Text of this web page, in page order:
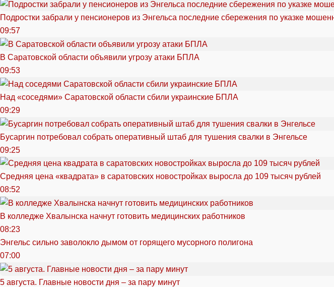
Подростки забрали у пенсионеров из Энгельса последние сбережения по указке
09:57
В Саратовской области объявили угрозу атаки БПЛА
09:53
Над «соседями» Саратовской области сбили украинские БПЛА
09:29
Бусаргин потребовал собрать оперативный штаб для тушения свалки в Энгельсе
09:25
Средняя цена «квадрата» в саратовских новостройках выросла до 109 тысяч рублей
08:52
В колледже Хвалынска начнут готовить медицинских работников
08:23
Энгельс сильно заволокло дымом от горящего мусорного полигона
07:00
5 августа. Главные новости дня – за пару минут